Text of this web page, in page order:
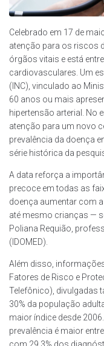
Celebrado em 17 de
atenção para os riscos
órgãos vitais e está
cardiovasculares. Um
(INC), vinculado ao
60 anos ou mais
hipertensão arterial. No
atenção para um novo
prevalência da doença
série histórica da
A data reforça a
precoce em todas as
doença aumentar com
até mesmo crianças —
Poliana Requião,
(IDOMED).
Além disso,
Fatores de Risco e
Telefônico), divulgadas
30% da população
maior índice desde
prevalência é maior